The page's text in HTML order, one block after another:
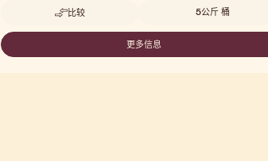
比较
-
ALMOND
HAZELNUT
Beschikbare maten
5公斤 桶
更多信息
-